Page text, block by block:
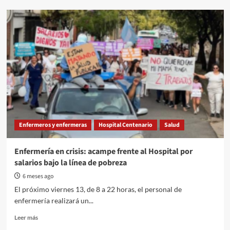
AGMER
volvió
a
las
calles:
“Un
corazón
entrerriano
para
Frigerio”
Enfermeros y enfermeras Hospital Centenario Salud
Enfermería en crisis: acampe frente al Hospital por
salarios bajo la línea de pobreza
6 meses ago
El próximo viernes 13, de 8 a 22 horas, el personal de
enfermería realizará un...
Leer másRead